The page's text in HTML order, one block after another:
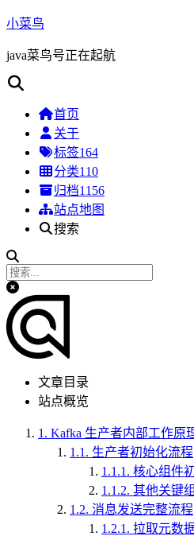
小菜鸟
java菜鸟号正在起航
首页
关于
标签164
分类110
归档1156
站点地图
搜索
文章目录
站点概览
1. Kafka 生产者内部工作原
1.1. 生产者初始化流程
1.1.1. 核心组件
1.1.2. 其他关键
1.2. 消息发送完整流程
1.2.1. 拉取元数据